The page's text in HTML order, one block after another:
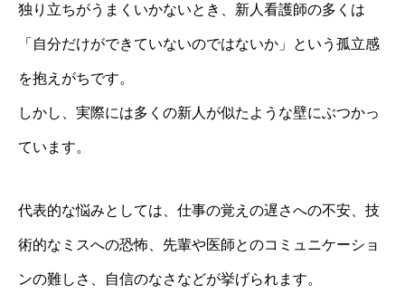
独り立ちがうまくいかないとき、新人看護師の多くは
「自分だけができていないのではないか」という孤立感
を抱えがちです。
しかし、実際には多くの新人が似たような壁にぶつかっ
ています。
代表的な悩みとしては、仕事の覚えの遅さへの不安、技
術的なミスへの恐怖、先輩や医師とのコミュニケーショ
ンの難しさ、自信のなさなどが挙げられます。